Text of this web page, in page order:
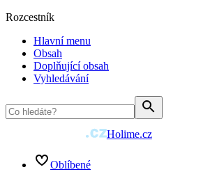
Rozcestník
Hlavní menu
Obsah
Doplňující obsah
Vyhledávání
Holime.cz
Oblíbené